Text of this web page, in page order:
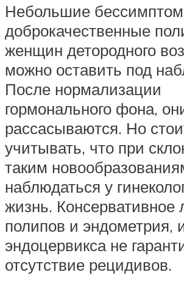
Небольшие
доброкачественные
женщин детородного
можно оставить под
После нормализации
гормонального фона,
рассасываются. Но
учитывать, что при
таким
наблюдаться у
жизнь. Консервативное
полипов и эндометрия,
эндоцервикса не
отсутствие рецидивов.